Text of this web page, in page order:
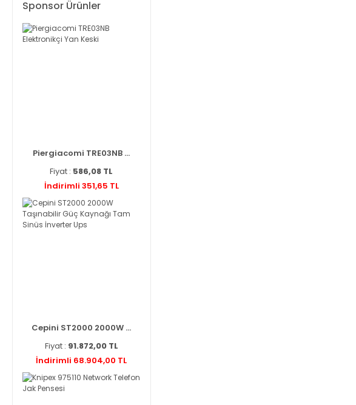
Sponsor Ürünler
Piergiacomi TRE03NB ...
Fiyat : 586,08 TL
İndirimli 351,65 TL
Cepini ST2000 2000W ...
Fiyat : 91.872,00 TL
İndirimli 68.904,00 TL